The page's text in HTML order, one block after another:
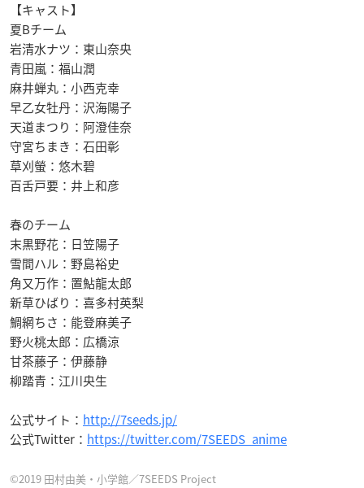
【キャスト】
夏Bチーム
岩清水ナツ：東山奈央
青田嵐：福山潤
麻井蝉丸：小西克幸
早乙女牡丹：沢海陽子
天道まつり：阿澄佳奈
守宮ちまき：石田彰
草刈螢：悠木碧
百舌戸要：井上和彦
春のチーム
末黒野花：日笠陽子
雪間ハル：野島裕史
角又万作：置鮎龍太郎
新草ひばり：喜多村英梨
鯛網ちさ：能登麻美子
野火桃太郎：広橋涼
甘茶藤子：伊藤静
柳踏青：江川央生
公式サイト： http://7seeds.jp/
公式Twitter： https://twitter.com/7SEEDS_anime
©2019 田村由美・小学館／7SEEDS Project